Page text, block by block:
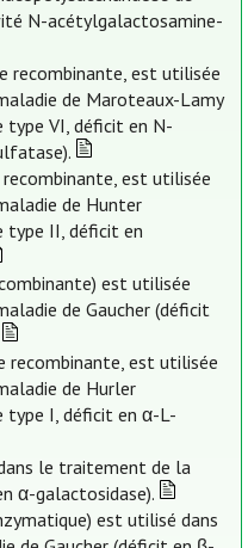
N-acétylgalactosamine-
recombinante, est utilisée
de Maroteaux-Lamy
type VI, déficit en N-
est utilisée
de Hunter
type II, déficit en
est utilisée
de Gaucher (déficit
recombinante, est utilisée
de Hurler
type I, déficit en α-L-
le traitement de la
α-galactosidase).
est utilisé dans